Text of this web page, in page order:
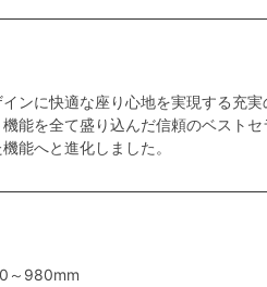
ンに快適な座り心地を実現する充実
能を全て盛り込んだ信頼のベストセ
能へと進化しました。
～980mm